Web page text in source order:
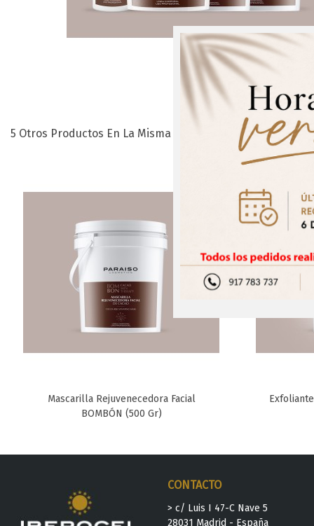
5 Otros Productos En La Misma Categoría:
Favorito
Mascarilla Rejuvenecedora Facial
BOMBÓN (500 Gr)
CONTACTO
> c/ Luis I 47-C Nave 5
28031 Madrid - España